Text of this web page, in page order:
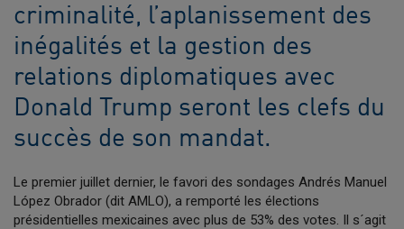
criminalité, l’aplanissement des
inégalités et la gestion des
relations diplomatiques avec
Donald Trump seront les clefs du
succès de son mandat.
Le premier juillet dernier, le favori des sondages Andrés Manuel
López Obrador (dit AMLO), a remporté les élections
présidentielles mexicaines avec plus de 53% des votes. Il s´agit